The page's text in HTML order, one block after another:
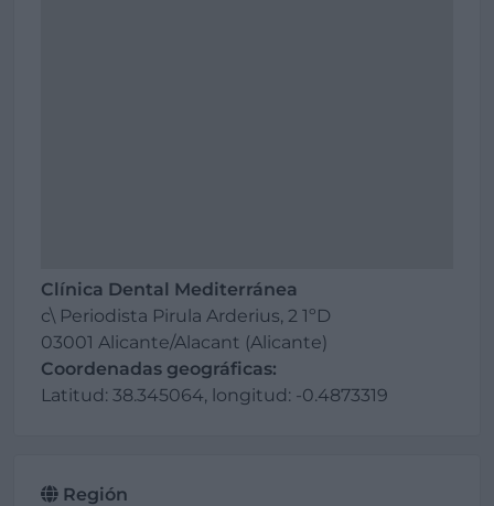
Clínica Dental Mediterránea
c\ Periodista Pirula Arderius, 2 1ºD
03001 Alicante/Alacant (Alicante)
Coordenadas geográficas:
Latitud: 38.345064, longitud: -0.4873319
Región